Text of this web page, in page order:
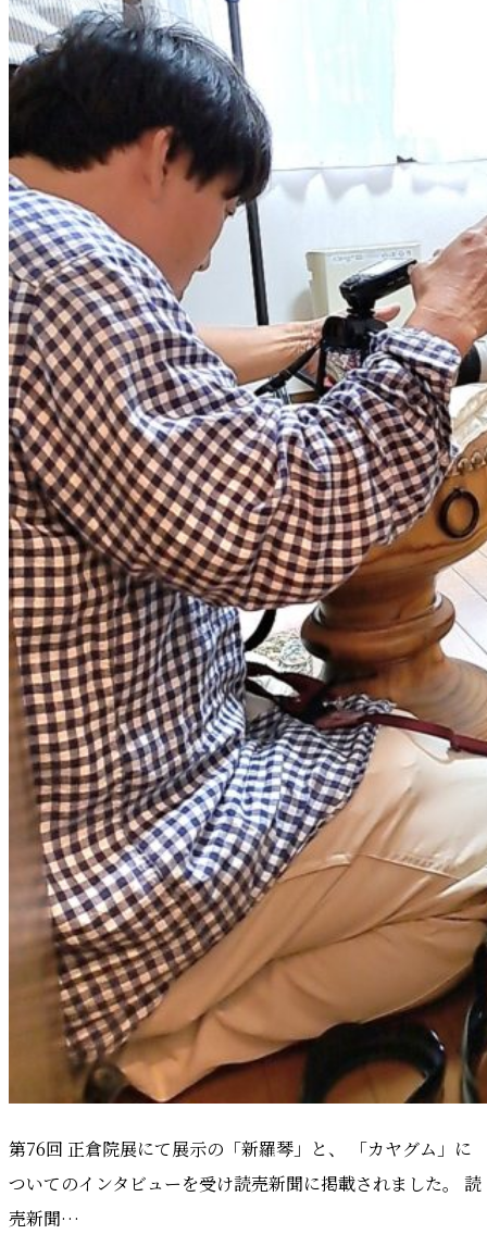
第76回 正倉院展にて展示の「新羅琴」と、 「カヤグム」に
ついてのインタビューを受け読売新聞に掲載されました。 読
売新聞…